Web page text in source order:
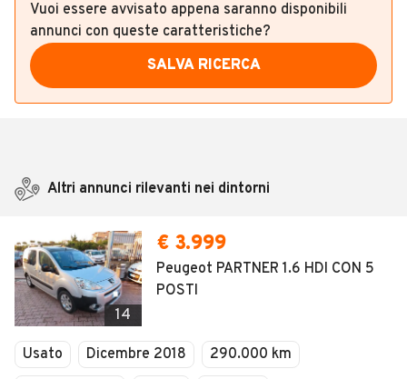
Vuoi essere avvisato appena saranno disponibili
annunci con queste caratteristiche?
SALVA RICERCA
Altri annunci rilevanti nei dintorni
14
€ 3.999
Peugeot PARTNER 1.6 HDI CON 5
POSTI
Usato Dicembre 2018
290.000 km